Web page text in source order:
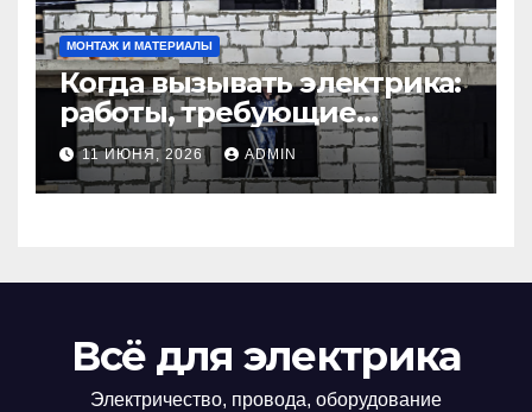
МОНТАЖ И МАТЕРИАЛЫ
Когда вызывать электрика:
работы, требующие
профессионала Электрик
круглосуточно
11 ИЮНЯ, 2026 ADMIN
Всё для электрика
Электричество, провода, оборудование